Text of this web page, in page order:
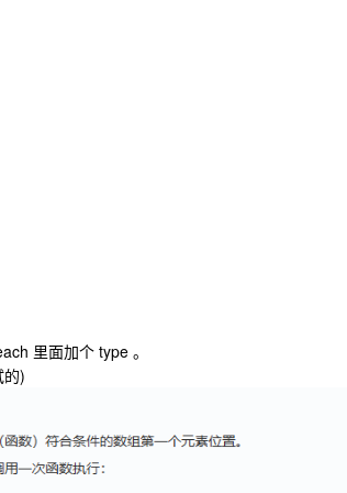
里面加个 type 。
)